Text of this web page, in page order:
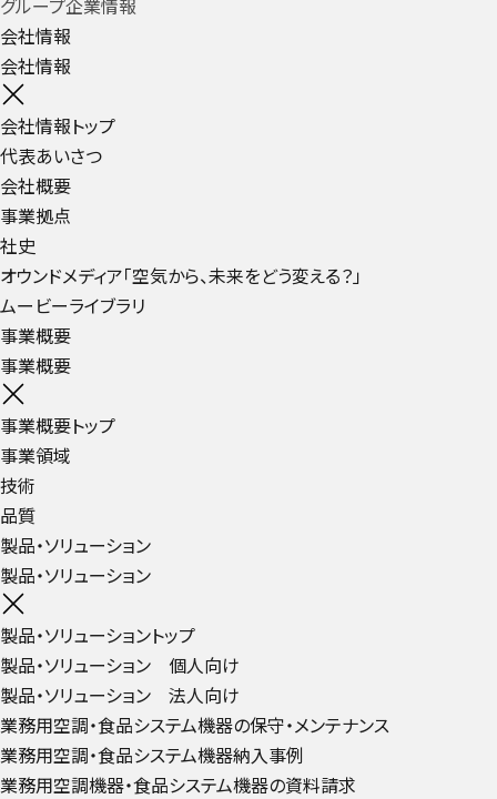
グループ企業情報
会社情報
会社情報
会社情報トップ
代表あいさつ
会社概要
事業拠点
社史
オウンドメディア「空気から、未来をどう変える？」
ムービーライブラリ
事業概要
事業概要
事業概要トップ
事業領域
技術
品質
製品・ソリューション
製品・ソリューション
製品・ソリューショントップ
製品・ソリューション 個人向け
製品・ソリューション 法人向け
業務用空調・食品システム機器の保守・メンテナンス
業務用空調・食品システム機器納入事例
業務用空調機器・食品システム機器の資料請求